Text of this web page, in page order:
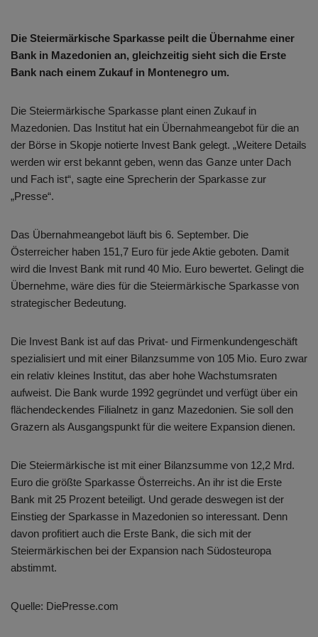
Die Steiermärkische Sparkasse peilt die Übernahme einer
Bank in Mazedonien an, gleichzeitig sieht sich die Erste
Bank nach einem Zukauf in Montenegro um.
Die Steiermärkische Sparkasse plant einen Zukauf in
Mazedonien. Das Institut hat ein Übernahmeangebot für die an
der Börse in Skopje notierte Invest Bank gelegt. „Weitere Details
werden wir erst bekannt geben, wenn das Ganze unter Dach
und Fach ist“, sagte eine Sprecherin der Sparkasse zur
„Presse“.
Das Übernahmeangebot läuft bis 6. September. Die
Österreicher haben 151,7 Euro für jede Aktie geboten. Damit
wird die Invest Bank mit rund 40 Mio. Euro bewertet. Gelingt die
Übernehme, wäre dies für die Steiermärkische Sparkasse von
strategischer Bedeutung.
Die Invest Bank ist auf das Privat- und Firmenkundengeschäft
spezialisiert und mit einer Bilanzsumme von 105 Mio. Euro zwar
ein relativ kleines Institut, das aber hohe Wachstumsraten
aufweist. Die Bank wurde 1992 gegründet und verfügt über ein
flächendeckendes Filialnetz in ganz Mazedonien. Sie soll den
Grazern als Ausgangspunkt für die weitere Expansion dienen.
Die Steiermärkische ist mit einer Bilanzsumme von 12,2 Mrd.
Euro die größte Sparkasse Österreichs. An ihr ist die Erste
Bank mit 25 Prozent beteiligt. Und gerade deswegen ist der
Einstieg der Sparkasse in Mazedonien so interessant. Denn
davon profitiert auch die Erste Bank, die sich mit der
Steiermärkischen bei der Expansion nach Südosteuropa
abstimmt.
Quelle: DiePresse.com